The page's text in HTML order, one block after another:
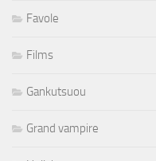
Favole
Films
Gankutsuou
Grand vampire